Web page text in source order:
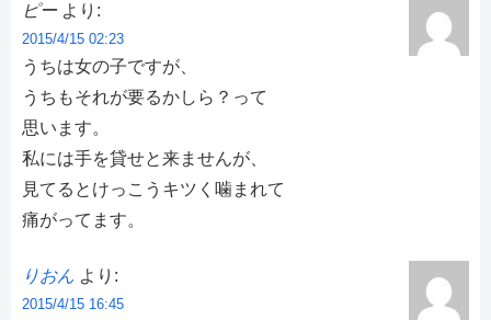
ピー より:
2015/4/15 02:23
うちは女の子ですが、
うちもそれが要るかしら？って
思います。
私には手を貸せと来ませんが、
見てるとけっこうキツく噛まれて
痛がってます。
りおん より:
2015/4/15 16:45